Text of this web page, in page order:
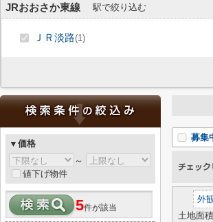
JRおおさか東線 駅で絞り込む
ＪＲ淡路(1)
募集
外
土地面
▼価格
～
値下げ物件
5件が該当